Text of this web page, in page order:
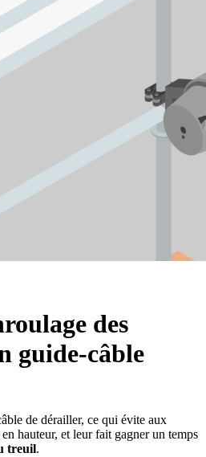
des
guide-câble
de dérailler, ce qui évite aux
hauteur, et leur fait gagner un temps
treuil.